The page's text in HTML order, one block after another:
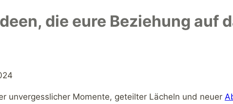
die eure Beziehung auf
unvergesslicher Momente, geteilter Lächeln und neuer